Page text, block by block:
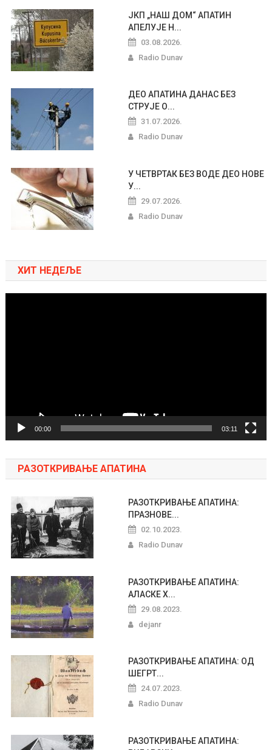
ЈКП „НАШ ДОМ“ АПАТИН
АПЕЛУЈЕ Н...
03.08.2026.
Radio Dunav
ДЕО АПАТИНА ДАНАС БЕЗ
СТРУЈЕ О...
31.07.2026.
Radio Dunav
У ЧЕТВРТАК БЕЗ ВОДЕ ДЕО НОВЕ
У...
29.07.2026.
Radio Dunav
ХИТ НЕДЕЉЕ
00:00 03:11
РАЗОТКРИВАЊЕ АПАТИНА
РАЗОТКРИВАЊЕ АПАТИНА:
ПРАЗНОВЕ...
02.10.2023.
Radio Dunav
РАЗОТКРИВАЊЕ АПАТИНА:
АЛАСКЕ Х...
29.08.2023.
dejanr
РАЗОТКРИВАЊЕ АПАТИНА: ОД
ШЕГРТ...
24.07.2023.
Radio Dunav
РАЗОТКРИВАЊЕ АПАТИНА: